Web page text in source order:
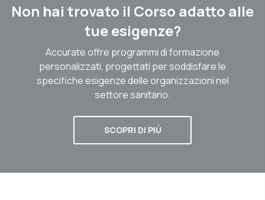
Non hai trovato il Corso adatto alle
tue esigenze?
Accurate offre programmi di formazione
personalizzati, progettati per soddisfare le
specifiche esigenze delle organizzazioni nel
settore sanitario.
SCOPRI DI PIÙ